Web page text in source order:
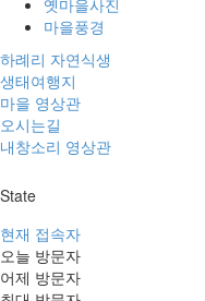
옛마을사진
마을풍경
하례리 자연식생
생태여행지
마을 영상관
오시는길
내창소리 영상관
State
현재 접속자
오늘 방문자
어제 방문자